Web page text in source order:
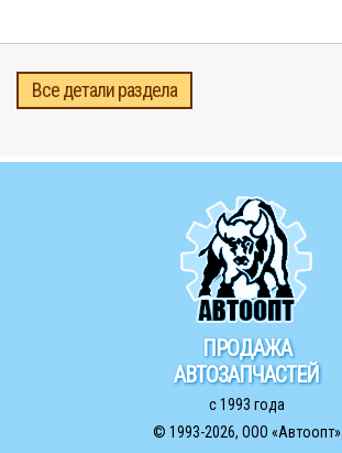
Все детали раздела
ПРОДАЖА
АВТОЗАПЧАСТЕЙ
с 1993 года
© 1993-2026, ООО «Автоопт»